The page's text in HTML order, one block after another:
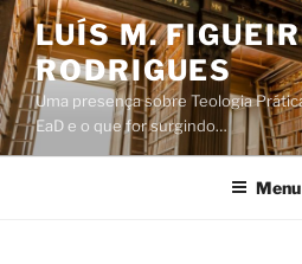
Saltar
para
o
conteúdo
LUÍS M.
RODRIGUES
Uma presença sobre Teologia
EaD e o que for surgindo…
Menu